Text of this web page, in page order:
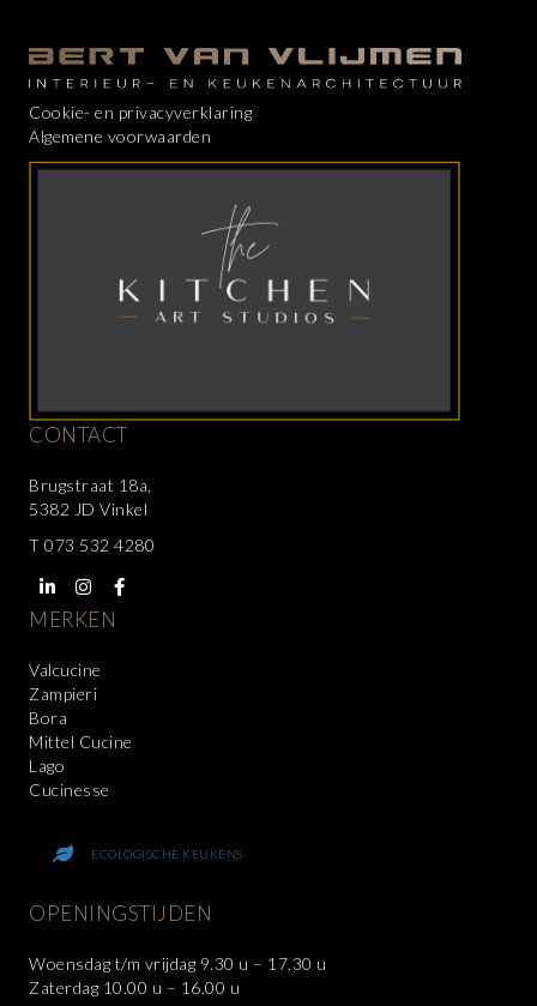
Cookie- en privacyverklaring
Algemene voorwaarden
CONTACT
Brugstraat 18a,
5382 JD Vinkel
T 073 532 4280
MERKEN
Valcucine
Zampieri
Bora
Mittel Cucine
Lago
Cucinesse
ECOLOGISCHE KEUKENS
OPENINGSTIJDEN
Woensdag t/m vrijdag 9.30 u – 17.30 u
Zaterdag 10.00 u – 16.00 u